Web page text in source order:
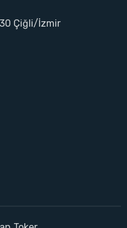
Çiğli/İzmir